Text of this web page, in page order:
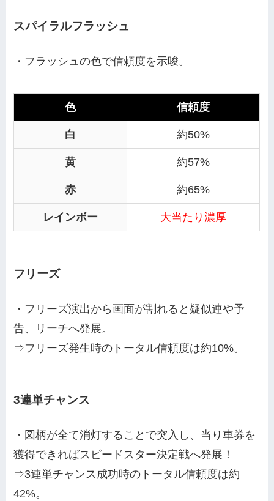
スパイラルフラッシュ
・フラッシュの色で信頼度を示唆。
色 信頼度
白 約50%
黄 約57%
赤 約65%
レインボー 大当たり濃厚
フリーズ
・フリーズ演出から画面が割れると疑似連や予
告、リーチへ発展。
⇒フリーズ発生時のトータル信頼度は約10%。
3連単チャンス
・図柄が全て消灯することで突入し、当り車券を
獲得できればスピードスター決定戦へ発展！
⇒3連単チャンス成功時のトータル信頼度は約
42%。